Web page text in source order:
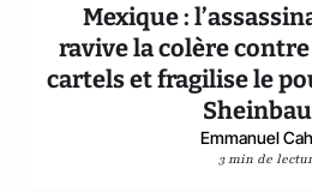
Mexique :
ravive la colère
cartels et fragilise le
Emmanuel
3 min de